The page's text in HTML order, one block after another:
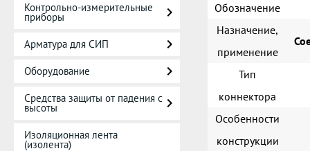
Контрольно-измерительные
приборы
Арматура для СИП
Оборудование
Средства защиты от падения с
высоты
Изоляционная лента
(изолента)
Обозначение
Назначение,
применение
Тип
коннектора
Особенности
конструкции